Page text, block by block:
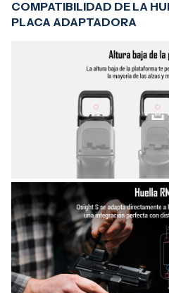
COMPATIBILIDAD DE LA
PLACA ADAPTADORA